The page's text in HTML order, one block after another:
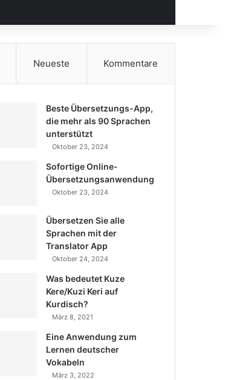
Neueste Kommentare
Beste Übersetzungs-App,
die mehr als 90 Sprachen
unterstützt
Oktober 23, 2024
Sofortige Online-
Übersetzungsanwendung
Oktober 23, 2024
Übersetzen Sie alle
Sprachen mit der
Translator App
Oktober 24, 2024
Was bedeutet Kuze
Kere/Kuzi Keri auf
Kurdisch?
März 8, 2021
Eine Anwendung zum
Lernen deutscher
Vokabeln
März 3, 2022